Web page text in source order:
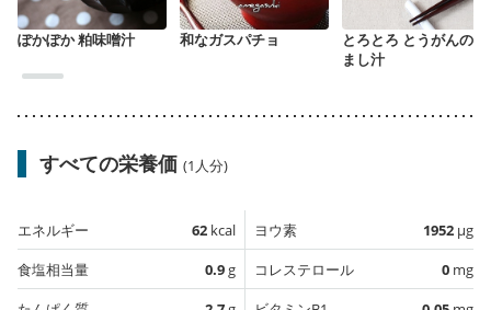
ぽかぽか 粕味噌汁 和なガスパチョ
とろとろ とうがんのす
まし汁
すべての栄養価 (1人分)
エネルギー 62 kcal
食塩相当量
0.9g
ヨウ素 1952 µg
コレステロール
0 mg